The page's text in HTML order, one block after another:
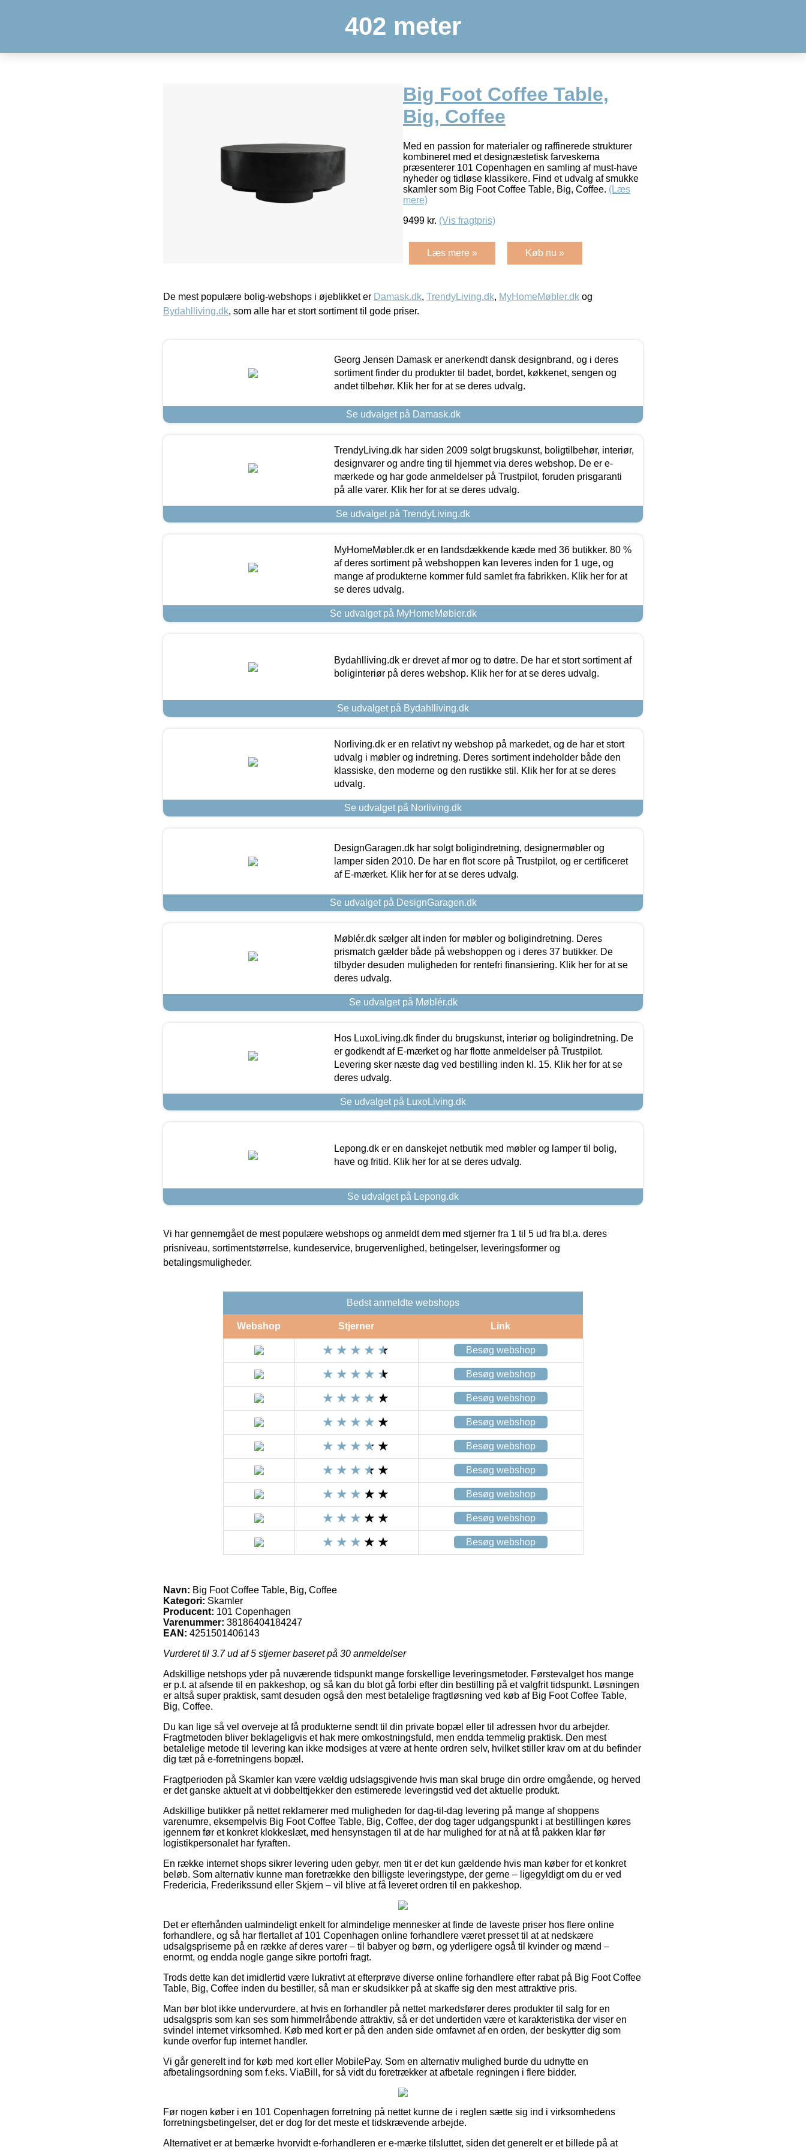
402 meter
Big Foot Coffee Table,
Big, Coffee
Med en passion for materialer og raffinerede strukturer
kombineret med et designæstetisk farveskema
præsenterer 101 Copenhagen en samling af must-have
nyheder og tidløse klassikere. Find et udvalg af smukke
skamler som Big Foot Coffee Table, Big, Coffee. (Læs
mere)
9499 kr. (Vis fragtpris)
Læs mere » Køb nu »
De mest populære bolig-webshops i øjeblikket er Damask.dk, TrendyLiving.dk, MyHomeMøbler.dk og
Bydahlliving.dk, som alle har et stort sortiment til gode priser.
Georg Jensen Damask er anerkendt dansk designbrand, og i deres
sortiment finder du produkter til badet, bordet, køkkenet, sengen og
andet tilbehør. Klik her for at se deres udvalg.
Se udvalget på Damask.dk
TrendyLiving.dk har siden 2009 solgt brugskunst, boligtilbehør, interiør,
designvarer og andre ting til hjemmet via deres webshop. De er e-
mærkede og har gode anmeldelser på Trustpilot, foruden prisgaranti
på alle varer. Klik her for at se deres udvalg.
Se udvalget på TrendyLiving.dk
MyHomeMøbler.dk er en landsdækkende kæde med 36 butikker. 80 %
af deres sortiment på webshoppen kan leveres inden for 1 uge, og
mange af produkterne kommer fuld samlet fra fabrikken. Klik her for at
se deres udvalg.
Se udvalget på MyHomeMøbler.dk
Bydahlliving.dk er drevet af mor og to døtre. De har et stort sortiment af
boliginteriør på deres webshop. Klik her for at se deres udvalg.
Se udvalget på Bydahlliving.dk
Norliving.dk er en relativt ny webshop på markedet, og de har et stort
udvalg i møbler og indretning. Deres sortiment indeholder både den
klassiske, den moderne og den rustikke stil. Klik her for at se deres
udvalg.
Se udvalget på Norliving.dk
DesignGaragen.dk har solgt boligindretning, designermøbler og
lamper siden 2010. De har en flot score på Trustpilot, og er certificeret
af E-mærket. Klik her for at se deres udvalg.
Se udvalget på DesignGaragen.dk
Møblér.dk sælger alt inden for møbler og boligindretning. Deres
prismatch gælder både på webshoppen og i deres 37 butikker. De
tilbyder desuden muligheden for rentefri finansiering. Klik her for at se
deres udvalg.
Se udvalget på Møblér.dk
Hos LuxoLiving.dk finder du brugskunst, interiør og boligindretning. De
er godkendt af E-mærket og har flotte anmeldelser på Trustpilot.
Levering sker næste dag ved bestilling inden kl. 15. Klik her for at se
deres udvalg.
Se udvalget på LuxoLiving.dk
Lepong.dk er en danskejet netbutik med møbler og lamper til bolig,
have og fritid. Klik her for at se deres udvalg.
Se udvalget på Lepong.dk
Vi har gennemgået de mest populære webshops og anmeldt dem med stjerner fra 1 til 5 ud fra bl.a. deres
prisniveau, sortimentstørrelse, kundeservice, brugervenlighed, betingelser, leveringsformer og
betalingsmuligheder.
Bedst anmeldte webshops
Webshop Stjerner Link
Besøg webshop
Besøg webshop
Besøg webshop
Besøg webshop
Besøg webshop
Besøg webshop
Besøg webshop
Besøg webshop
Besøg webshop
Navn: Big Foot Coffee Table, Big, Coffee
Kategori: Skamler
Producent: 101 Copenhagen
Varenummer: 38186404184247
EAN: 4251501406143
Vurderet til 3.7ud af 5 stjerner baseret på 30 anmeldelser
Adskillige netshops yder på nuværende tidspunkt mange forskellige leveringsmetoder. Førstevalget hos mange
er p.t. at afsende til en pakkeshop, og så kan du blot gå forbi efter din bestilling på et valgfrit tidspunkt. Løsningen
er altså super praktisk, samt desuden også den mest betalelige fragtløsning ved køb af Big Foot Coffee Table,
Big, Coffee.
Du kan lige så vel overveje at få produkterne sendt til din private bopæl eller til adressen hvor du arbejder.
Fragtmetoden bliver beklageligvis et hak mere omkostningsfuld, men endda temmelig praktisk. Den mest
betalelige metode til levering kan ikke modsiges at være at hente ordren selv, hvilket stiller krav om at du befinder
dig tæt på e-forretningens bopæl.
Fragtperioden på Skamler kan være vældig udslagsgivende hvis man skal bruge din ordre omgående, og herved
er det ganske aktuelt at vi dobbelttjekker den estimerede leveringstid ved det aktuelle produkt.
Adskillige butikker på nettet reklamerer med muligheden for dag-til-dag levering på mange af shoppens
varenumre, eksempelvis Big Foot Coffee Table, Big, Coffee, der dog tager udgangspunkt i at bestillingen køres
igennem før et konkret klokkeslæt, med hensynstagen til at de har mulighed for at nå at få pakken klar før
logistikpersonalet har fyraften.
En række internet shops sikrer levering uden gebyr, men tit er det kun gældende hvis man køber for et konkret
beløb. Som alternativ kunne man foretrække den billigste leveringstype, der gerne – ligegyldigt om du er ved
Fredericia, Frederikssund eller Skjern – vil blive at få leveret ordren til en pakkeshop.
Det er efterhånden ualmindeligt enkelt for almindelige mennesker at finde de laveste priser hos flere online
forhandlere, og så har flertallet af 101 Copenhagen online forhandlere været presset til at at nedskære
udsalgspriserne på en række af deres varer – til babyer og børn, og yderligere også til kvinder og mænd –
enormt, og endda nogle gange sikre portofri fragt.
Trods dette kan det imidlertid være lukrativt at efterprøve diverse online forhandlere efter rabat på Big Foot Coffee
Table, Big, Coffee inden du bestiller, så man er skudsikker på at skaffe sig den mest attraktive pris.
Man bør blot ikke undervurdere, at hvis en forhandler på nettet markedsfører deres produkter til salg for en
udsalgspris som kan ses som himmelråbende attraktiv, så er det undertiden være et karakteristika der viser en
svindel internet virksomhed. Køb med kort er på den anden side omfavnet af en orden, der beskytter dig som
kunde overfor fup internet handler.
Vi går generelt ind for køb med kort eller MobilePay. Som en alternativ mulighed burde du udnytte en
afbetalingsordning som f.eks. ViaBill, for så vidt du foretrækker at afbetale regningen i flere bidder.
Før nogen køber i en 101 Copenhagen forretning på nettet kunne de i reglen sætte sig ind i virksomhedens
forretningsbetingelser, det er dog for det meste et tidskrævende arbejde.
Alternativet er at bemærke hvorvidt e-forhandleren er e-mærke tilsluttet, siden det generelt er et billede på at